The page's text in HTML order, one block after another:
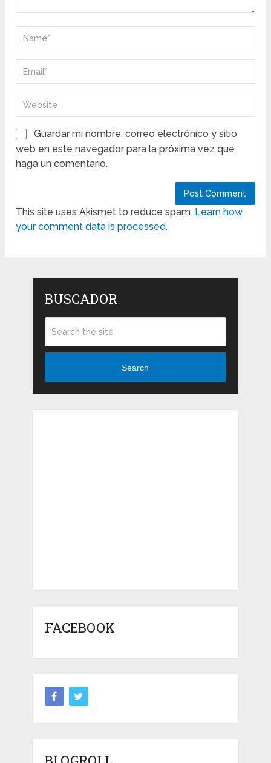
Guardar mi nombre, correo electrónico y sitio
web en este navegador para la próxima vez que
haga un comentario.
This site uses Akismet to reduce spam. Learn how
your comment data is processed.
BUSCADOR
Search
FACEBOOK